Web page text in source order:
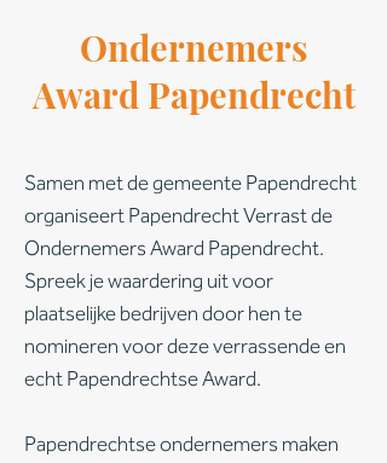
Ondernemers
Award Papendrecht
Samen met de gemeente Papendrecht
organiseert Papendrecht Verrast de
Ondernemers Award Papendrecht.
Spreek je waardering uit voor
plaatselijke bedrijven door hen te
nomineren voor deze verrassende en
echt Papendrechtse Award.
Papendrechtse ondernemers maken